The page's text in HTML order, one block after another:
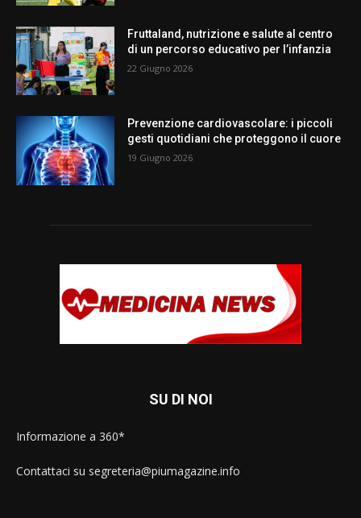
Fruttaland, nutrizione e salute al centro
di un percorso educativo per l’infanzia
22 Giugno 2026
Prevenzione cardiovascolare: i piccoli
gesti quotidiani che proteggono il cuore
19 Giugno 2026
SU DI NOI
Informazione a 360*
Contattaci su segreteria@piumagazine.info